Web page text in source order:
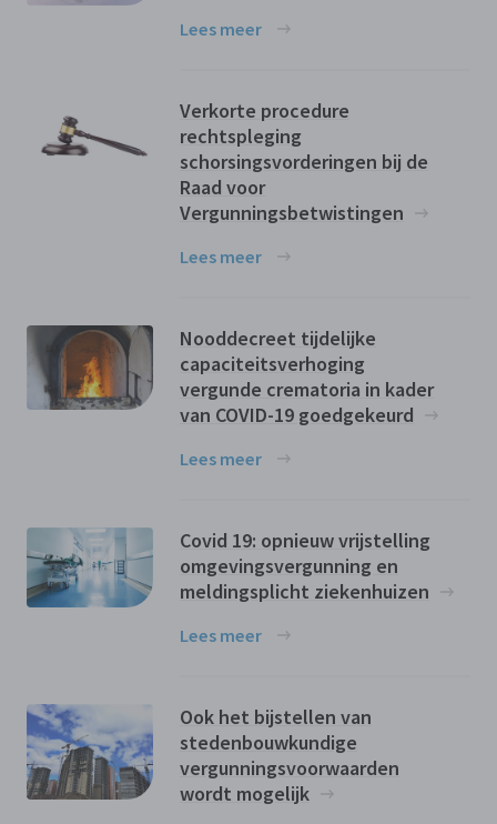
Lees meer
Verkorte procedure
rechtspleging
schorsingsvorderingen bij de
Raad voor
Vergunningsbetwistingen
Lees meer
Nooddecreet tijdelijke
capaciteitsverhoging
vergunde crematoria in kader
van COVID-19 goedgekeurd
Lees meer
Covid 19: opnieuw vrijstelling
omgevingsvergunning en
meldingsplicht ziekenhuizen
Lees meer
Ook het bijstellen van
stedenbouwkundige
vergunningsvoorwaarden
wordt mogelijk